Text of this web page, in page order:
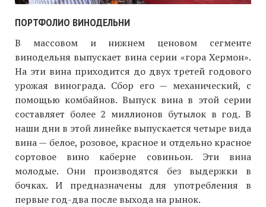
ПОРТФОЛИО ВИНОДЕЛЬНИ
В массовом и нижнем ценовом сегменте
винодельня выпускает вина серии «гора Хермон».
На эти вина приходится до двух третей годового
урожая винограда. Сбор его — механический, с
помощью комбайнов. Выпуск вина в этой серии
составляет более 2 миллионов бутылок в год. В
наши дни в этой линейке выпускается четыре вида
вина — белое, розовое, красное и отдельно красное
сортовое вино каберне совиньон. Эти вина
молодые. Они производятся без выдержки в
бочках. И предназначены для употребления в
первые год-два после выхода на рынок.